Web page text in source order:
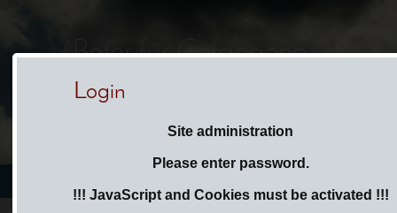
Beter für Gefangene -
prayers4prisoners
Login
Site administration
Please enter password.
!!! JavaScript and Cookies must be activated !!!